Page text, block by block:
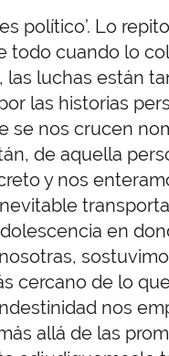
político’. Lo
todo cuando lo
las luchas están
las historias
se nos crucen
de aquella
y nos
en
cercano de lo
nos
allá de las